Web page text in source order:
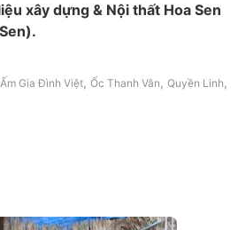
xây dựng & Nội thất Hoa Sen
Gia Đình Việt, Ốc Thanh Vân , Quyền Linh ,